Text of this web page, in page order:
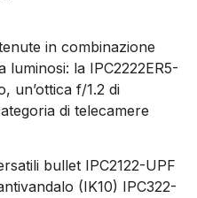
in combinazione
luminosi: la IPC2222ER5-
un’ottica f/1.2 di
di telecamere
bullet IPC2122-UPF
(IK10) IPC322-